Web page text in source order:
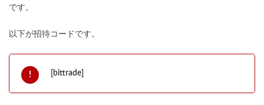
です。
以下が招待コードです。
[bittrade]